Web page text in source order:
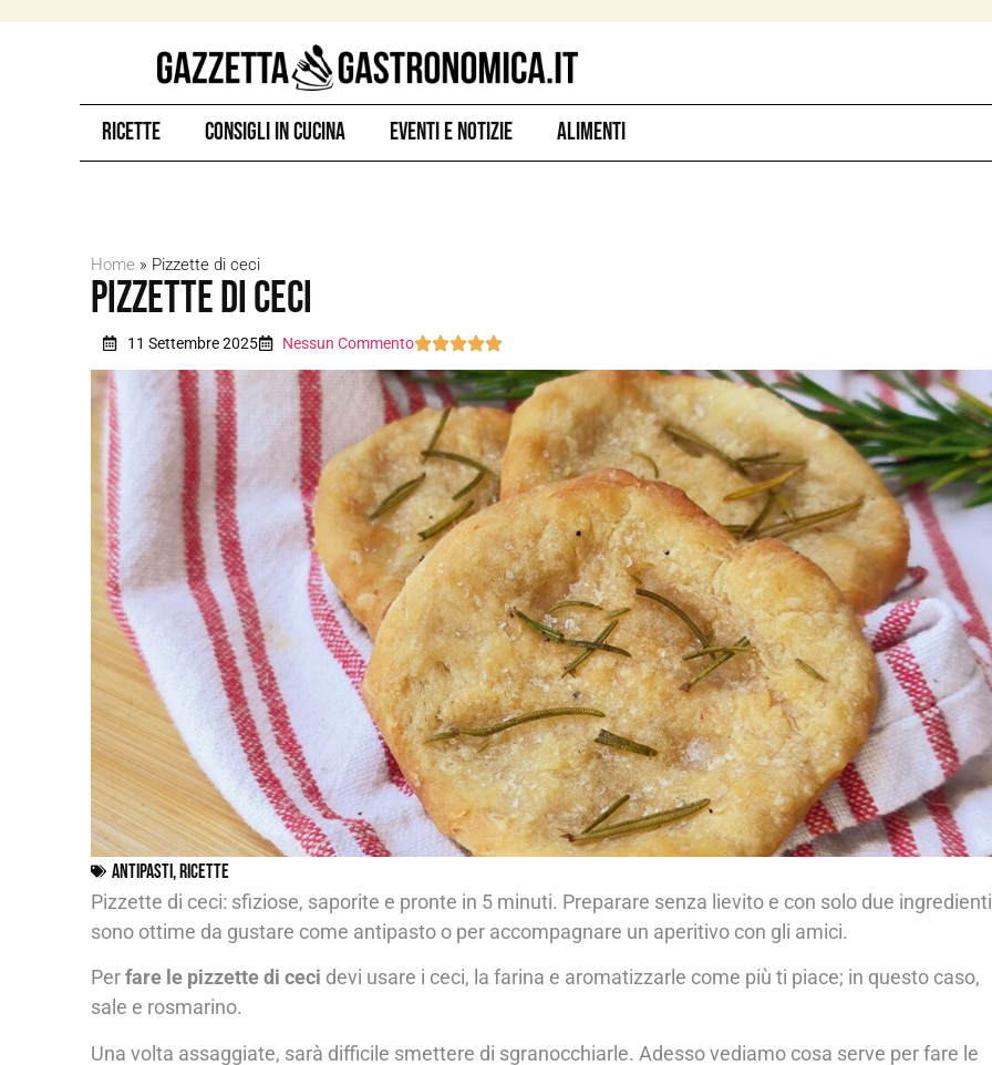
Ricette Consigli in Cucina Eventi e Notizie Alimenti
Home » Pizzette di ceci
Pizzette di ceci
11 Settembre 2025 Nessun Commento
Antipasti,Ricette
Pizzette di ceci: sfiziose, saporite e pronte in 5 minuti. Preparare senza lievito e con solo due
sono ottime da gustare come antipasto o per accompagnare un aperitivo con gli amici.
Perfare le pizzette di ceci devi usare i ceci, la farina e aromatizzarle come più ti piace; in questo caso,
sale e rosmarino.
Una volta assaggiate, sarà difficile smettere di sgranocchiarle. Adesso vediamo cosa serve per fare le